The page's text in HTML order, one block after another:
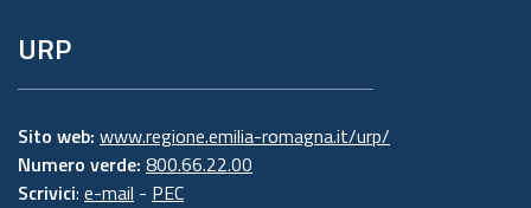
URP
Sito web: www.regione.emilia-romagna.it/urp/
Numero verde: 800.66.22.00
Scrivici: e-mail - PEC